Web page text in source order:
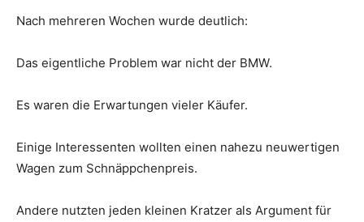
Nach mehreren Wochen wurde deutlich:
Das eigentliche Problem war nicht der BMW.
Es waren die Erwartungen vieler Käufer.
Einige Interessenten wollten einen nahezu neuwertigen
Wagen zum Schnäppchenpreis.
Andere nutzten jeden kleinen Kratzer als Argument für